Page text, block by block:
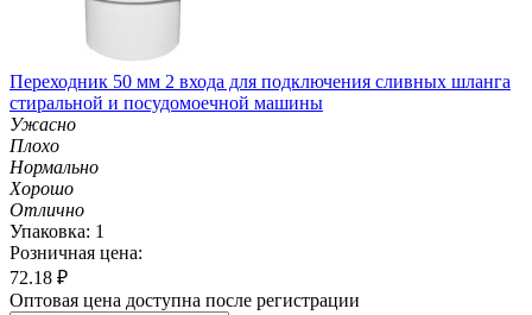
Переходник 50 мм 2 входа для подключения сливных шланга
стиральной и посудомоечной машины
Ужасно
Плохо
Нормально
Хорошо
Отлично
Упаковка: 1
Розничная цена:
72.18 ₽
Оптовая цена доступна после регистрации